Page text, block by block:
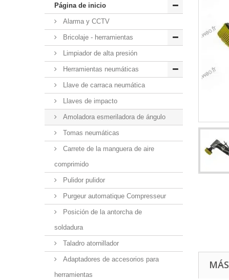
Página de inicio
Alarma y CCTV
Bricolaje - herramientas
Limpiador de alta presión
Herramientas neumáticas
Llave de carraca neumática
Llaves de impacto
Amoladora esmeriladora de ángulo
Tomas neumáticas
Carrete de la manguera de aire
comprimido
Pulidor pulidor
Purgeur automatique Compresseur
Posición de la antorcha de
soldadura
Taladro atornillador
Adaptadores de accesorios para
herramientas
MÁS